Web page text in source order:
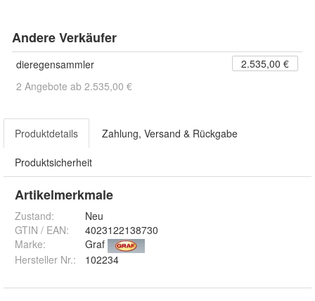
Andere Verkäufer
dieregensammler
2.535,00 €
2 Angebote ab 2.535,00 €
Produktdetails Zahlung, Versand & Rückgabe
Produktsicherheit
Artikelmerkmale
Zustand:
Neu
GTIN / EAN:
4023122138730
Marke:
Graf
Hersteller Nr.:
102234